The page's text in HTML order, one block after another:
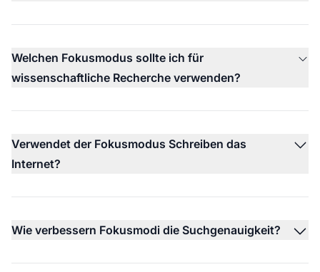
Welchen Fokusmodus sollte ich für
wissenschaftliche Recherche verwenden?
Verwendet der Fokusmodus Schreiben das
Internet?
Wie verbessern Fokusmodi die Suchgenauigkeit?